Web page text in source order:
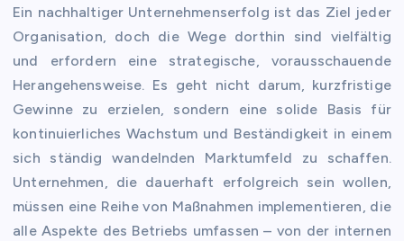
Ein nachhaltiger Unternehmenserfolg ist das Ziel jeder
Organisation, doch die Wege dorthin sind vielfältig
und erfordern eine strategische, vorausschauende
Herangehensweise. Es geht nicht darum, kurzfristige
Gewinne zu erzielen, sondern eine solide Basis für
kontinuierliches Wachstum und Beständigkeit in einem
sich ständig wandelnden Marktumfeld zu schaffen.
Unternehmen, die dauerhaft erfolgreich sein wollen,
müssen eine Reihe von Maßnahmen implementieren, die
alle Aspekte des Betriebs umfassen – von der internen